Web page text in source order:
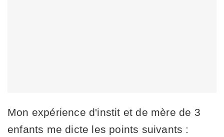
Mon expérience d'instit et de mère de 3
enfants me dicte les points suivants :